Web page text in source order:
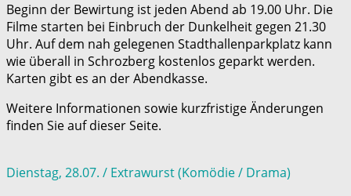
Beginn der Bewirtung ist jeden Abend ab 19.00 Uhr. Die
Filme starten bei Einbruch der Dunkelheit gegen 21.30
Uhr. Auf dem nah gelegenen Stadthallenparkplatz kann
wie überall in Schrozberg kostenlos geparkt werden.
Karten gibt es an der Abendkasse.
Weitere Informationen sowie kurzfristige Änderungen
finden Sie auf dieser Seite.
Dienstag, 28.07. / Extrawurst (Komödie / Drama)